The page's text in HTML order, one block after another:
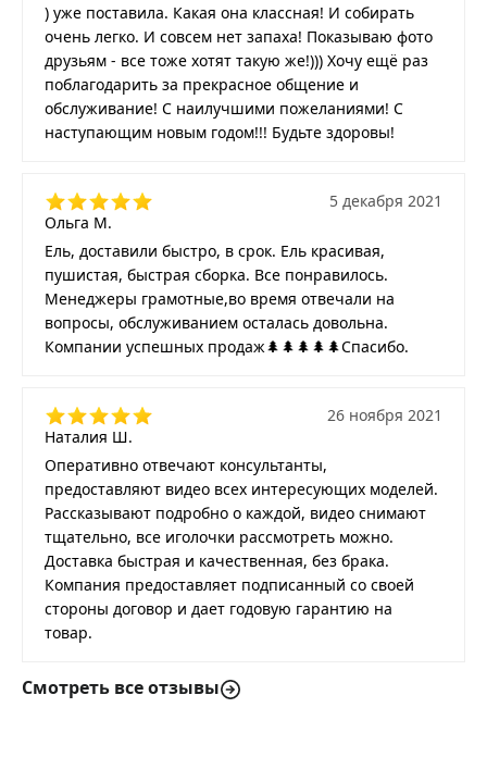
) уже поставила. Какая она классная! И собирать
очень легко. И совсем нет запаха! Показываю фото
друзьям - все тоже хотят такую же!))) Хочу ещё раз
поблагодарить за прекрасное общение и
обслуживание! С наилучшими пожеланиями! С
наступающим новым годом!!! Будьте здоровы!
Ольга М.
5 декабря 2021
Ель, доставили быстро, в срок. Ель красивая,
пушистая, быстрая сборка. Все понравилось.
Менеджеры грамотные,во время отвечали на
вопросы, обслуживанием осталась довольна.
Компании успешных продаж🌲🌲🌲🌲🌲Спасибо.
Наталия Ш.
26 ноября 2021
Оперативно отвечают консультанты,
предоставляют видео всех интересующих моделей.
Рассказывают подробно о каждой, видео снимают
тщательно, все иголочки рассмотреть можно.
Доставка быстрая и качественная, без брака.
Компания предоставляет подписанный со своей
стороны договор и дает годовую гарантию на
товар.
Смотреть все отзывы